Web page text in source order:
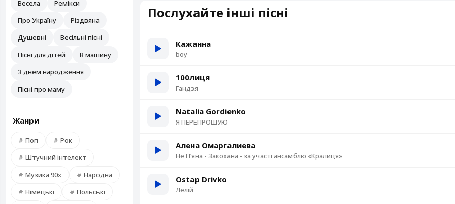
Весела
Ремікси
Про Україну
Різдвяна
Душевні
Весільні пісні
Пісні для дітей
В машину
З днем народження
Пісні про маму
Жанри
Поп
Рок
Штучний інтелект
Музика 90х
Народна
Німецькі
Польські
Послухайте інші пісні
Кажанна
boy
100лиця
Гандзя
Natalia Gordienko
Я ПЕРЕПРОШУЮ
Алена Омаргалиева
Не Пʼяна - Закохана - за участі ансамблю «Кралиця»
Ostap Drivko
Лелій